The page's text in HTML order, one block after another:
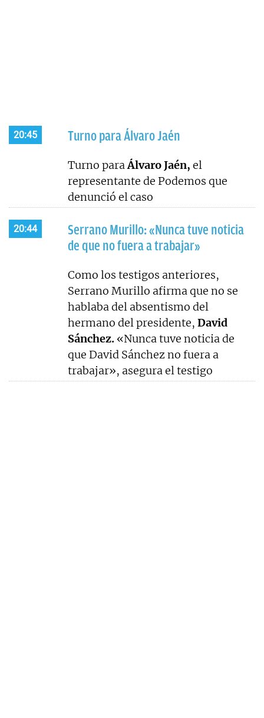
20:45 Turno para Álvaro Jaén
Turno paraÁlvaro Jaén, el
representante de Podemos que
denunció el caso
20:44
Serrano Murillo: «Nunca tuve noticia
de que no fuera a trabajar»
Como los testigos anteriores,
Serrano Murillo afirma que no se
hablaba del absentismo del
hermano del presidente,David
Sánchez. «Nunca tuve noticia de
que David Sánchez no fuera a
trabajar», asegura el testigo